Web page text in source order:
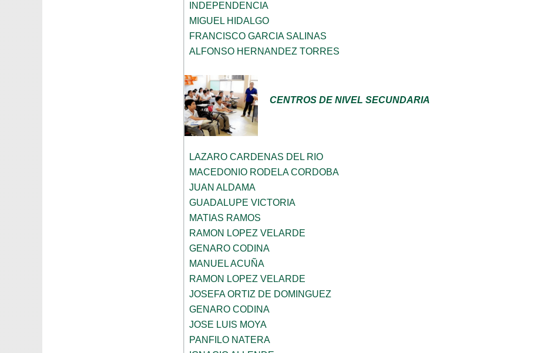
INDEPENDENCIA
MIGUEL HIDALGO
FRANCISCO GARCIA SALINAS
ALFONSO HERNANDEZ TORRES
CENTROS DE NIVEL SECUNDARIA
LAZARO CARDENAS DEL RIO
MACEDONIO RODELA CORDOBA
JUAN ALDAMA
GUADALUPE VICTORIA
MATIAS RAMOS
RAMON LOPEZ VELARDE
GENARO CODINA
MANUEL ACUÑA
RAMON LOPEZ VELARDE
JOSEFA ORTIZ DE DOMINGUEZ
GENARO CODINA
JOSE LUIS MOYA
PANFILO NATERA